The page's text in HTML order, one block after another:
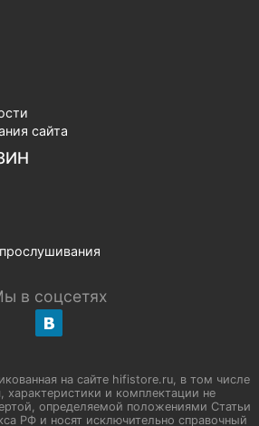
сайта
в соцсетях
на сайте hifistore.ru, в том числе
характеристики и комплектации не
определяемой положениями Статьи
РФ и носят исключительно справочный